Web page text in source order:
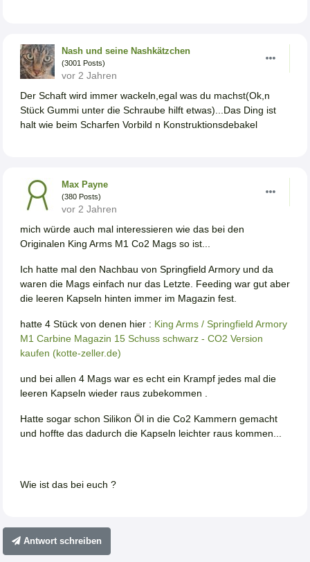
Nash und seine Nashkätzchen
(3001 Posts)
vor 2 Jahren
Der Schaft wird immer wackeln,egal was du machst(Ok,n
Stück Gummi unter die Schraube hilft etwas)...Das Ding ist
halt wie beim Scharfen Vorbild n Konstruktionsdebakel
Max Payne
(380 Posts)
vor 2 Jahren
mich würde auch mal interessieren wie das bei den
Originalen King Arms M1 Co2 Mags so ist...
Ich hatte mal den Nachbau von Springfield Armory und da
waren die Mags einfach nur das Letzte. Feeding war gut aber
die leeren Kapseln hinten immer im Magazin fest.
hatte 4 Stück von denen hier : King Arms / Springfield Armory
M1 Carbine Magazin 15 Schuss schwarz - CO2 Version
kaufen (kotte-zeller.de)
und bei allen 4 Mags war es echt ein Krampf jedes mal die
leeren Kapseln wieder raus zubekommen .
Hatte sogar schon Silikon Öl in die Co2 Kammern gemacht
und hoffte das dadurch die Kapseln leichter raus kommen...
Wie ist das bei euch ?
Antwort schreiben